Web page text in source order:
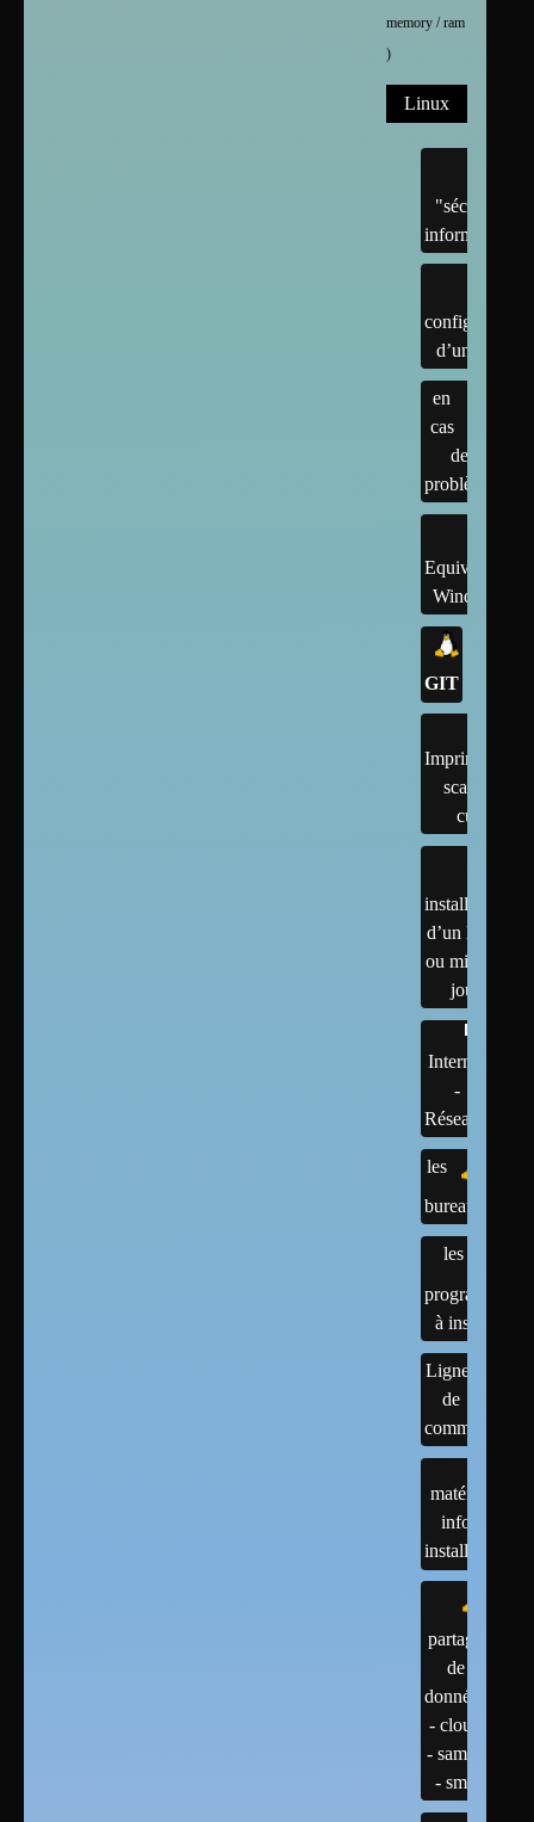
memory / ram
)
Linux
"sécurité"
informatique
configuration
d’un linux
en
cas
de
problème
Equivalents
Windows
GIT
Imprimantes,
scanner,
cups
installation
d’un linux
ou mises à
jour
Internet
-
Réseaux
les
bureaux
les
programmes
à installer
Lignes
de
commandes
matériels :
infos et
installations
partage
de
données
- cloud
- samba
- smb